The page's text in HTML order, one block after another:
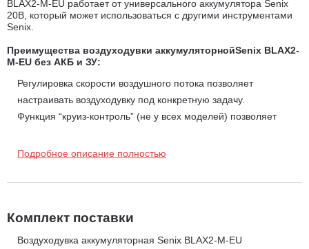
BLAX2-M-EU работает от универсального аккумулятора Senix
20В, который может использоваться с другими инструментами
Senix.
Преимущества воздуходувки аккумуляторнойSenix BLAX2-
M-EU без АКБ и ЗУ:
Регулировка скорости воздушного потока позволяет
настраивать воздуходувку под конкретную задачу.
Функция “круиз-контроль” (не у всех моделей) позволяет
Хорошая развесовка инструмента позволяет снизить нагрузку
Подробное описание полностью
Комплект поставки
Воздуходувка аккумуляторная Senix BLAX2-M-EU